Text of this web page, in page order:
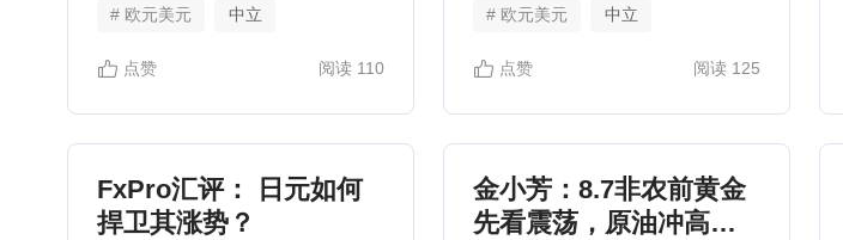
# 欧元美元 中立
点赞 阅读 110
# 欧元美元 中立
点赞 阅读 125
FxPro汇评： 日元如何
捍卫其涨势？
金小芳：8.7非农前黄金
先看震荡，原油冲高先